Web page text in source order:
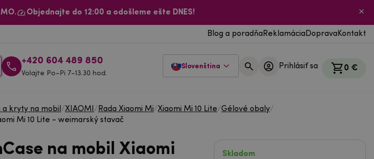
Objednajte do 12:00 a odošleme ešte DNES!
Blog a poradňa Reklamácia Doprava Kontakt
+420 604 489 850
Volajte Po–Pi 7–13.30 hod.
Slovenština Prihlásiť sa 0 €
kryty na mobil /XIAOMI / Rada Xiaomi Mi/Xiaomi Mi 10 Lite/Gélové obaly/
Mi 10 Lite - weimarský stavač
na mobil Xiaomi
Skladom